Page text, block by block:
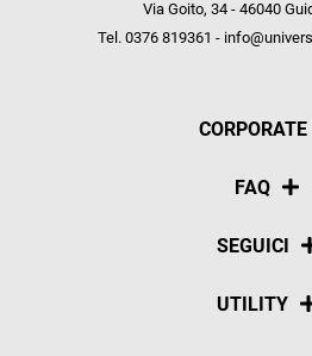
Via Goito, 34 - 46040
Tel. 0376 819361 -
CORPORATE
Chi siamo
FAQ
Pagamenti
SEGUICI
Social
UTILITY